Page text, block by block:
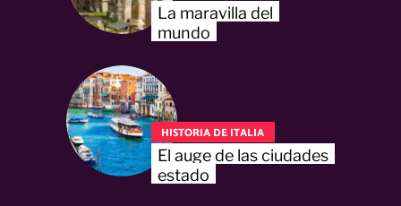
La maravilla del
mundo
HISTORIA DE ITALIA
El auge de las ciudades
estado